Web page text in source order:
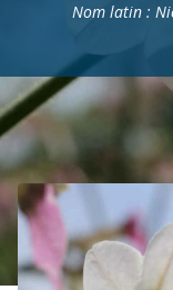
Nom latin :
Accueil > Produits
Nicotiana mutabilis